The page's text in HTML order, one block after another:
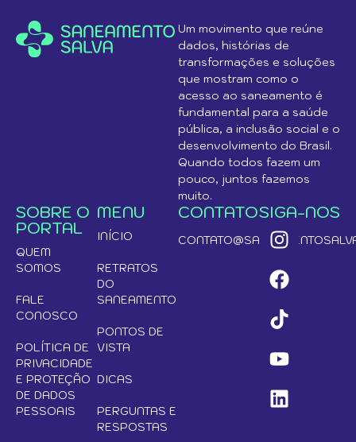
Um movimento que reúne
dados, histórias de
transformações e soluções
que mostram como o
acesso ao saneamento é
fundamental para a saúde
pública, a inclusão social e o
desenvolvimento do Brasil.
Quando todos fazem um
pouco, juntos fazemos
muito.
SOBRE O
PORTAL
QUEM
SOMOS
FALE
CONOSCO
POLÍTICA DE
PRIVACIDADE
E PROTEÇÃO
DE DADOS
PESSOAIS
MENU
INÍCIO
RETRATOS
DO
SANEAMENTO
PONTOS DE
VISTA
DICAS
PERGUNTAS E
RESPOSTAS
CONTATOSIGA-NOS